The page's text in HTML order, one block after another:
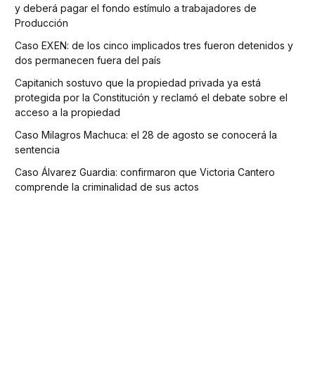
y deberá pagar el fondo estímulo a trabajadores de
Producción
Caso EXEN: de los cinco implicados tres fueron detenidos y
dos permanecen fuera del país
Capitanich sostuvo que la propiedad privada ya está
protegida por la Constitución y reclamó el debate sobre el
acceso a la propiedad
Caso Milagros Machuca: el 28 de agosto se conocerá la
sentencia
Caso Álvarez Guardia: confirmaron que Victoria Cantero
comprende la criminalidad de sus actos